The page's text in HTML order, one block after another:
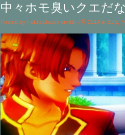
中々ホモ臭いクエだ
Posted by Futatsubashi on 6th 7月 2014 in 3DS